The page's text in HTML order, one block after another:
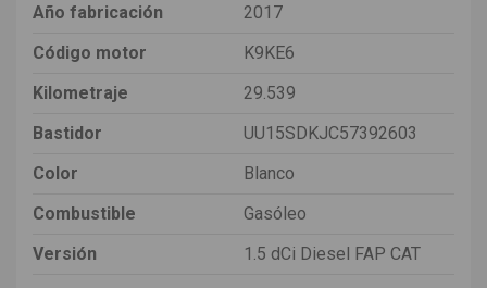
Año fabricación
2017
Código motor
K9KE6
Kilometraje
29.539
Bastidor
UU15SDKJC57392603
Color
Blanco
Combustible
Gasóleo
Versión
1.5 dCi Diesel FAP CAT